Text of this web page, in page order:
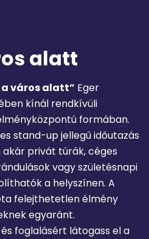
alatt
város alatt” Eger
kínál rendkívüli
formában.
stand-up jellegű időutazás
privát túrák, céges
vagy születésnapi
a helyszínen. A
felejthetetlen élmény
egyaránt.
foglalásért látogass el a